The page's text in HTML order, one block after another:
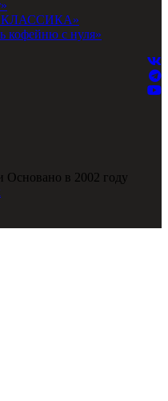
кофейню с нуля»
Основано в 2002 году